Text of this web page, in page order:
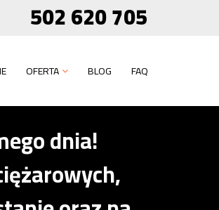
502 620 705
OFERTA BLOG FAQ
dnia!